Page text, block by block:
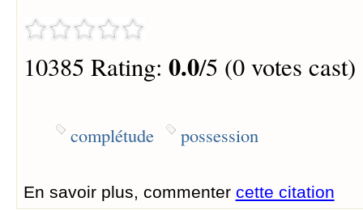
10385 Rating: 0.0/5 (0 votes cast)
complétude possession
En savoir plus, commenter cette citation